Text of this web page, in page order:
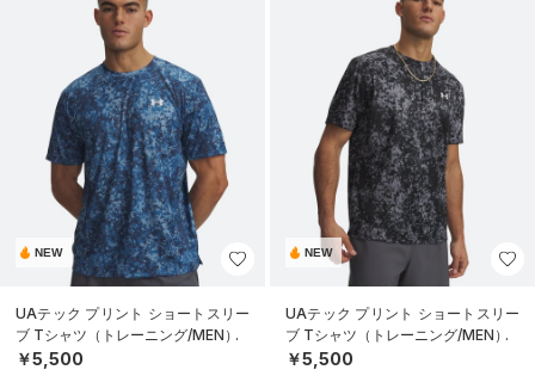
NEW
UAテック プリント ショートスリー
ブ Tシャツ（トレーニング/MEN）
￥5,500
NEW
UAテック プリント ショートスリー
ブ Tシャツ（トレーニング/MEN）
￥5,500